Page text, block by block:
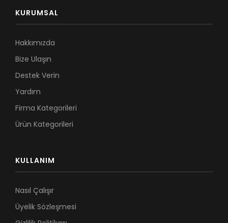
KURUMSAL
Hakkımızda
Bize Ulaşın
Destek Verin
Yardım
Firma Kategorileri
Ürün Kategorileri
KULLANIM
Nasıl Çalışır
Üyelik Sözleşmesi